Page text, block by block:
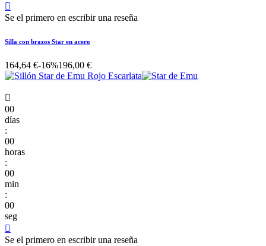

Se el primero en escribir una reseña
Silla con brazos Star en acero
164,64 €-16%196,00 €

00
días
:
00
horas
:
00
min
:
00
seg

Se el primero en escribir una reseña